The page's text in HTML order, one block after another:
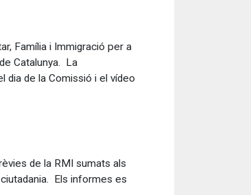
Família i Immigració per a
Catalunya. La
dia de la Comissió i el vídeo
de la RMI sumats als
Els informes es